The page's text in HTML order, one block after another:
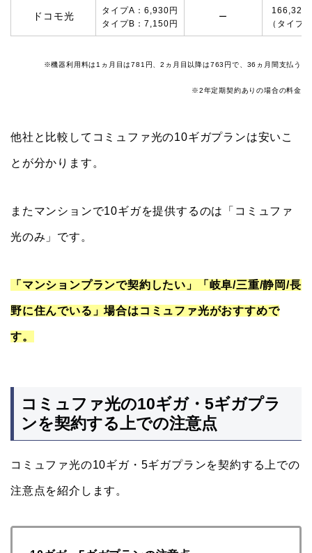
ドコモ光
タイプA：6,930円
タイプB：7,150円
ー
166,320
（タイプ
※機器利用料は1ヵ月目は781円、2ヵ月目以降は763円で、36ヵ月間支払う
※2年定期契約ありの場合の料金
他社と比較してコミュファ光の10ギガプランは安いこ
とが分かります。
またマンションで10ギガを提供するのは「コミュファ
光のみ」です。
「マンションプランで契約したい」「岐阜/三重/静岡/長
野に住んでいる」場合はコミュファ光がおすすめで
す。
コミュファ光の10ギガ・5ギガプラ
ンを契約する上での注意点
コミュファ光の10ギガ・5ギガプランを契約する上での
注意点を紹介します。